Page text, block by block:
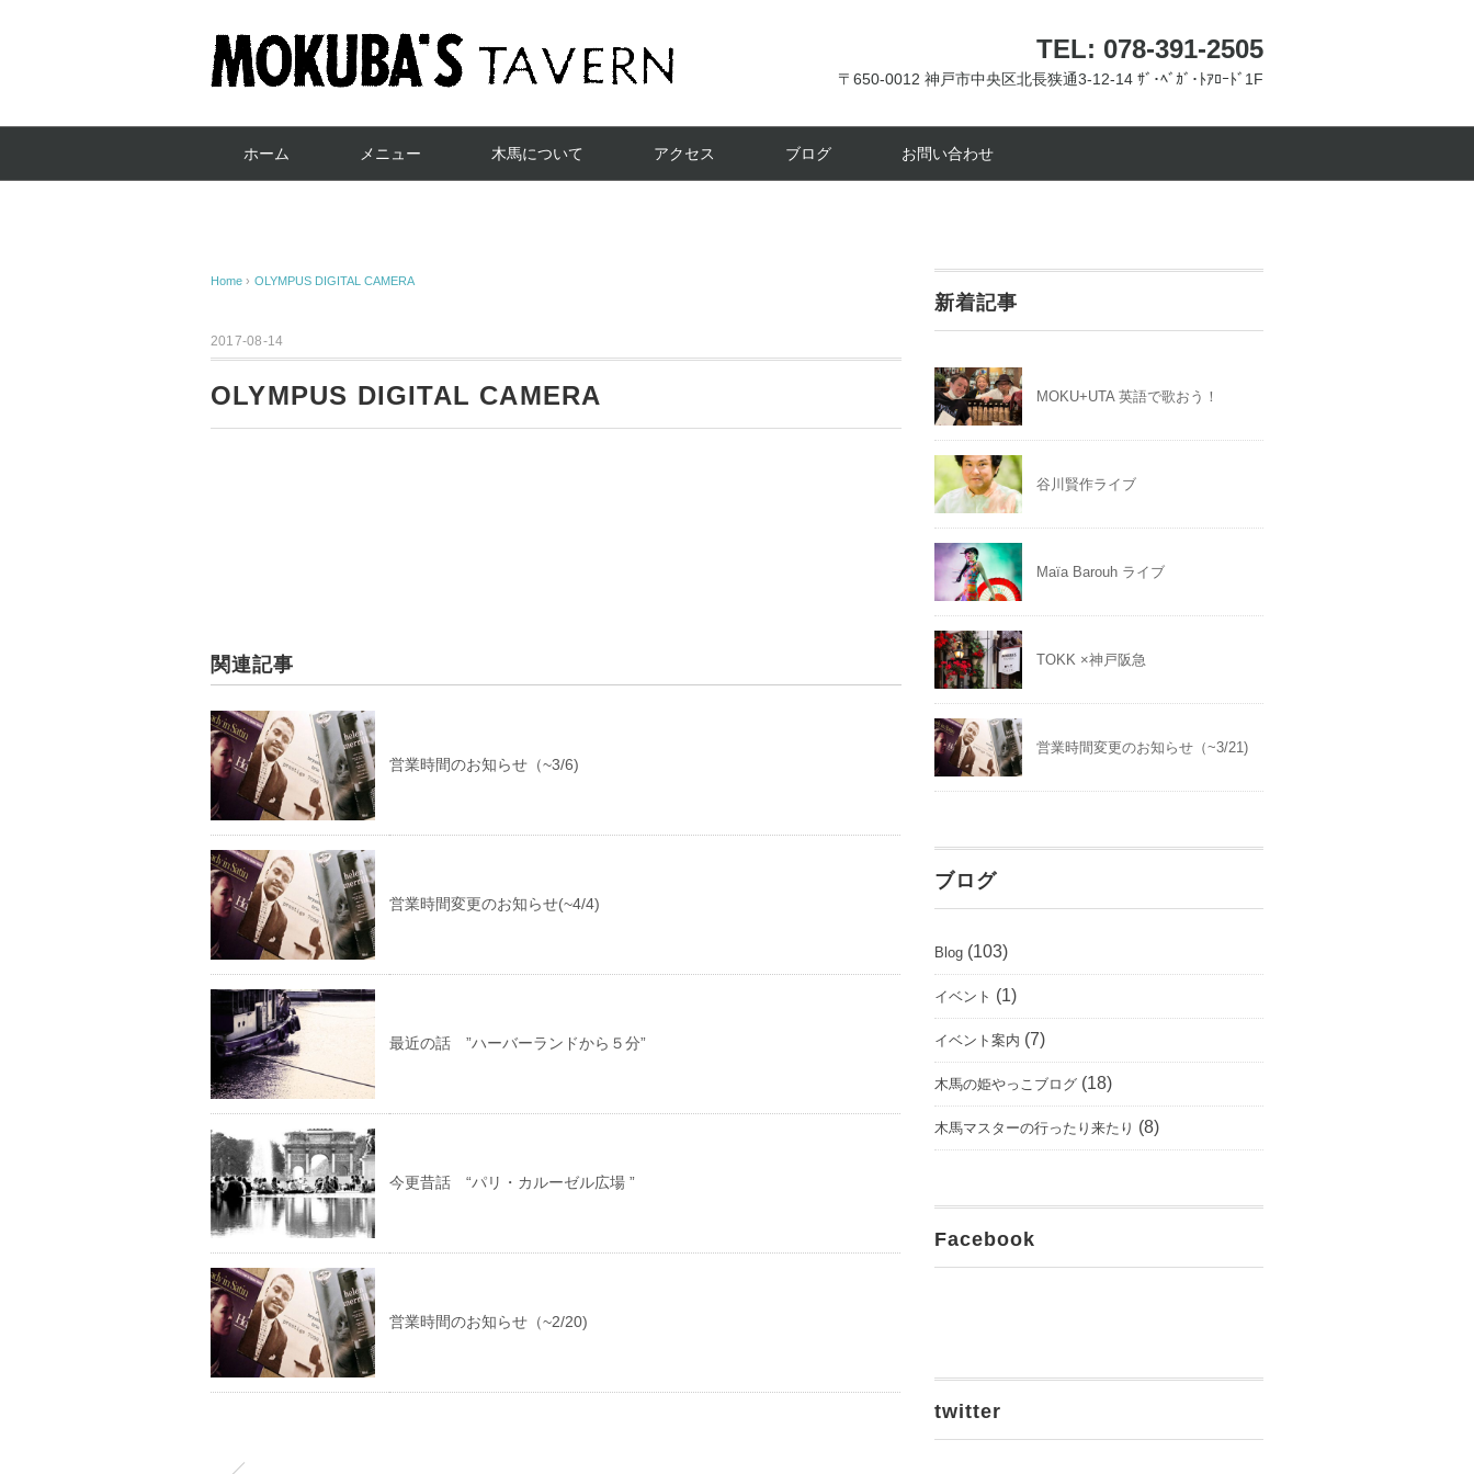
TEL: 078-391-2505
〒650-0012 神戸市中央区北長狭通3-12-14 ｻﾞ･ﾍﾞｶﾞ･ﾄｱﾛｰﾄﾞ1F
ホーム メニュー 木馬について アクセス ブログ お問い合わせ
Home › OLYMPUS DIGITAL CAMERA
2017-08-14
OLYMPUS DIGITAL CAMERA
関連記事
営業時間のお知らせ（~3/6)
営業時間変更のお知らせ(~4/4)
最近の話 ”ハーバーランドから５分”
今更昔話 “パリ・カルーゼル広場 ”
営業時間のお知らせ（~2/20)
新着記事
MOKU+UTA 英語で歌おう！
谷川賢作ライブ
Maïa Barouh ライブ
TOKK ×神戸阪急
営業時間変更のお知らせ（~3/21)
ブログ
Blog (103)
イベント (1)
イベント案内 (7)
木馬の姫やっこブログ (18)
木馬マスターの行ったり来たり (8)
Facebook
twitter